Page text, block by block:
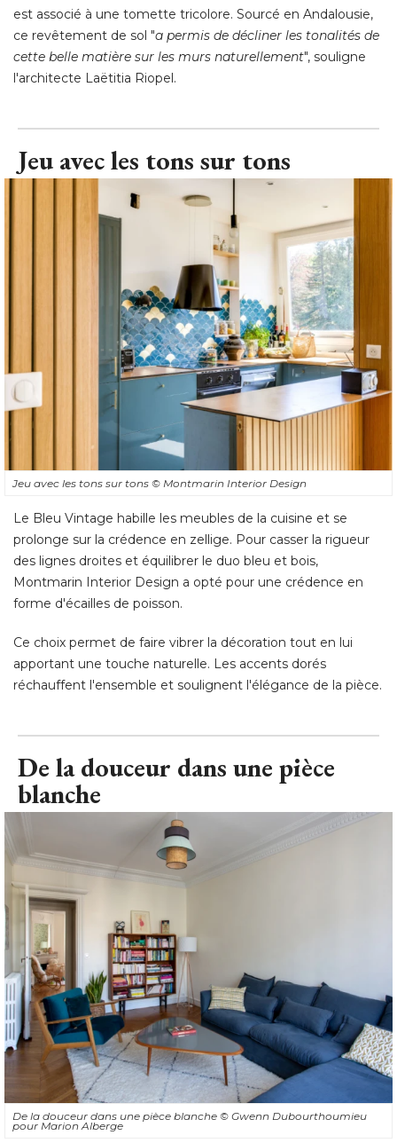
est associé à une tomette tricolore. Sourcé en Andalousie,
ce revêtement de sol "a permis de décliner les tonalités de
cette belle matière sur les murs naturellement", souligne
l'architecte Laëtitia Riopel.
Jeu avec les tons sur tons
Jeu avec les tons sur tons © Montmarin Interior Design
Le Bleu Vintage habille les meubles de la cuisine et se
prolonge sur la crédence en zellige. Pour casser la rigueur
des lignes droites et équilibrer le duo bleu et bois,
Montmarin Interior Design a opté pour une crédence en
forme d'écailles de poisson.
Ce choix permet de faire vibrer la décoration tout en lui
apportant une touche naturelle. Les accents dorés
réchauffent l'ensemble et soulignent l'élégance de la pièce.
De la douceur dans une pièce
blanche
De la douceur dans une pièce blanche © Gwenn Dubourthoumieu
pour Marion Alberge